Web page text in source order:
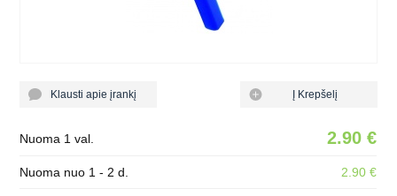
Klausti apie įrankį Į Krepšelį
Nuoma 1 val. 2.90 €
Nuoma nuo 1 - 2 d. 2.90 €